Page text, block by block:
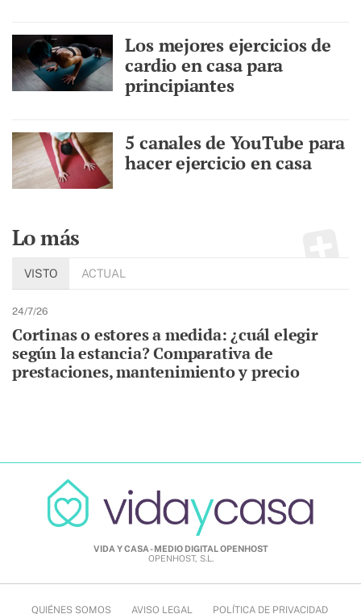
Los mejores ejercicios de
cardio en casa para
principiantes
5 canales de YouTube para
hacer ejercicio en casa
Lo más
VISTO ACTUAL
24/7/26
Cortinas o estores a medida: ¿cuál elegir
según la estancia? Comparativa de
prestaciones, mantenimiento y precio
VIDA Y CASA - MEDIO DIGITAL OPENHOST
OPENHOST, S.L.
QUIÉNES SOMOS AVISO LEGAL POLÍTICA DE PRIVACIDAD